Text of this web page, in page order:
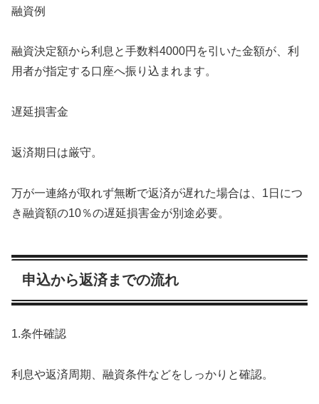
融資例
融資決定額から利息と手数料4000円を引いた金額が、利
用者が指定する口座へ振り込まれます。
遅延損害金
返済期日は厳守。
万が一連絡が取れず無断で返済が遅れた場合は、1日につ
き融資額の10％の遅延損害金が別途必要。
申込から返済までの流れ
1.条件確認
利息や返済周期、融資条件などをしっかりと確認。